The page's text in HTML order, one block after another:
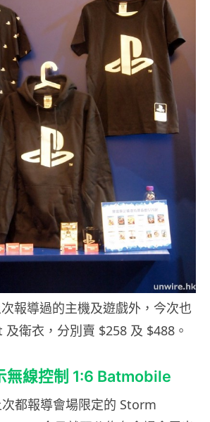
報導過的主機及遊戲外，今次也
及衛衣，分別賣 $258 及 $488。
無線控制 1:6 Batmobile
都報導會場限定的 Storm